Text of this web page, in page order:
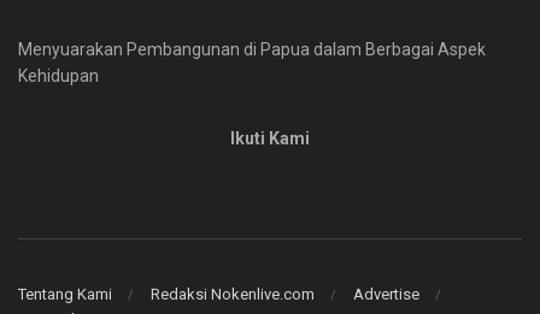
Menyuarakan Pembangunan di Papua dalam Berbagai Aspek
Kehidupan
Ikuti Kami
Tentang Kami Redaksi Nokenlive.com
Advertise